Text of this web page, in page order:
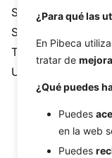
¿Para qué las
En Pibeca
tratar de
¿Qué puedes
Puedes
en la web
Puedes
Social media
Systems
Tutorial
Uncategorized